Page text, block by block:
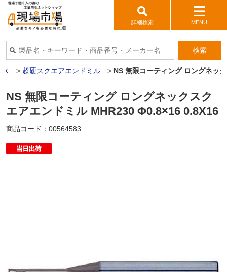
詳細検索 MENU
検索
> 超硬スクエアエンドミル > NS 無限コーティング ロングネッ
NS 無限コーティング ロングネックスク
エアエンドミル MHR230 Φ0.8×16 0.8X16
商品コード： 00564583